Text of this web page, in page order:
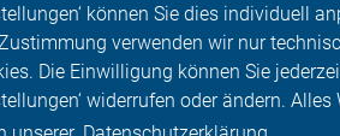
können Sie dies individuell
verwenden wir nur
Die Einwilligung können Sie
widerrufen oder ändern. Alles